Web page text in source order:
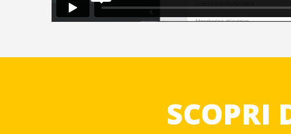
SCOPRI